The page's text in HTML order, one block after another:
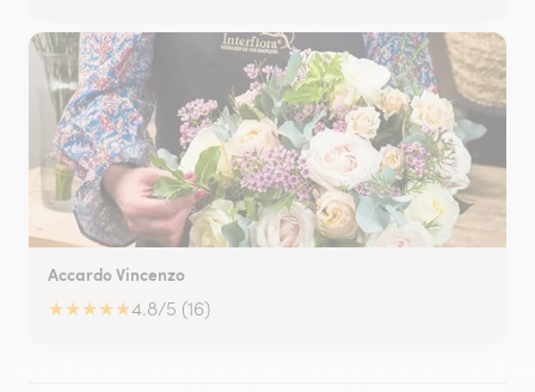
Accardo Vincenzo
★★★★★4.8/5 (16)